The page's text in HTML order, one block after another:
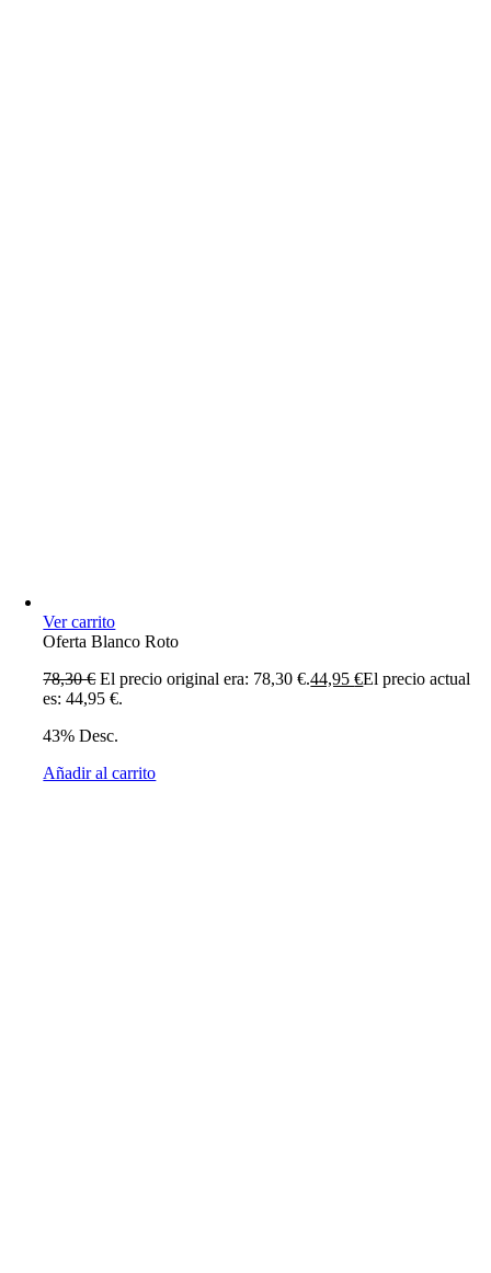
Ver carrito
Oferta Blanco Roto
78,30€ El precio original era: 78,30 €.44,95€El precio actual
es: 44,95 €.
43% Desc.
Añadir al carrito